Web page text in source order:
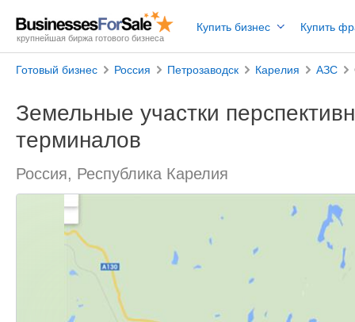
крупнейшая биржа готового бизнеса
Купить бизнес Купить
Готовый бизнес Россия Петрозаводск Карелия АЗС
Земельные участки
терминалов
Россия, Республика Карелия